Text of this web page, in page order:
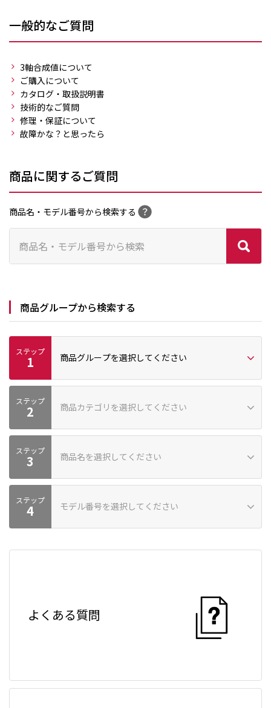
一般的なご質問
3軸合成値について
ご購入について
カタログ・取扱説明書
技術的なご質問
修理・保証について
故障かな？と思ったら
商品に関するご質問
商品名・モデル番号から検索する
商品グループから検索する
ステップ
1 商品グループを選択してください
プロ向け 家庭向け
ステップ
2 商品カテゴリを選択してください
商品カテゴリーが見つかりません
ステップ
3 商品名を選択してください
商品が見つかりません
ステップ
4 モデル番号を選択してください
よくある質問